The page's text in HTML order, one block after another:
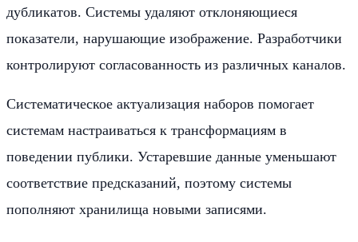
дубликатов. Системы удаляют отклоняющиеся
показатели, нарушающие изображение. Разработчики
контролируют согласованность из различных каналов.
Систематическое актуализация наборов помогает
системам настраиваться к трансформациям в
поведении публики. Устаревшие данные уменьшают
соответствие предсказаний, поэтому системы
пополняют хранилища новыми записями.